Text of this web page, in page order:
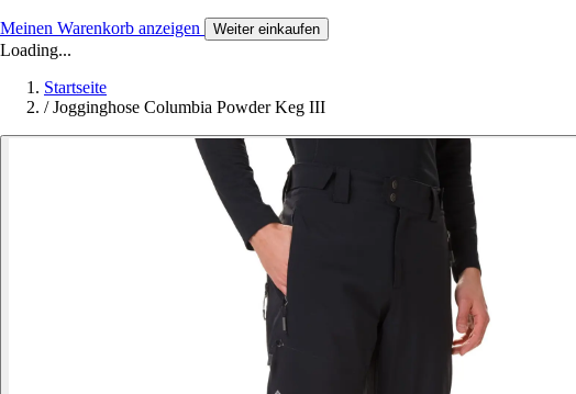
Meinen Warenkorb anzeigen Weiter einkaufen
Loading...
Startseite
/ Jogginghose Columbia Powder Keg III